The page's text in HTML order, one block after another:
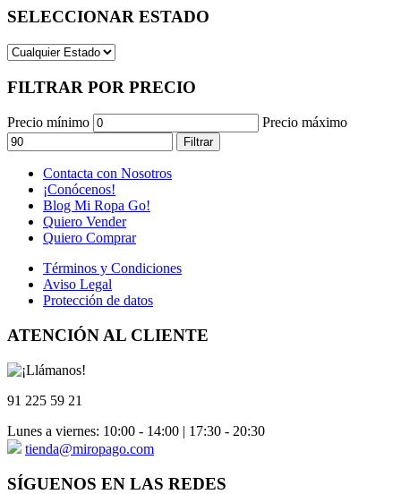
SELECCIONAR ESTADO
FILTRAR POR PRECIO
Precio mínimo Precio máximo
Filtrar
Contacta con Nosotros
¡Conócenos!
Blog Mi Ropa Go!
Quiero Vender
Quiero Comprar
Términos y Condiciones
Aviso Legal
Protección de datos
ATENCIÓN AL CLIENTE
91 225 59 21
Lunes a viernes: 10:00 - 14:00 | 17:30 - 20:30
tienda@miropago.com
SÍGUENOS EN LAS REDES